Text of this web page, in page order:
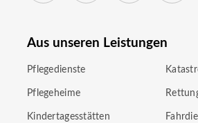
Aus unseren Leistungen
Pflegedienste
Pflegeheime
Kindertagesstätten